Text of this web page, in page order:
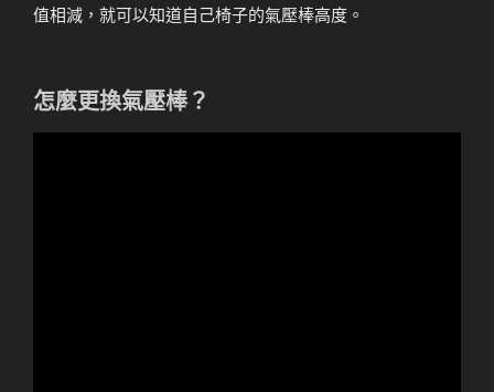
值相減，就可以知道自己椅子的氣壓棒高度。
怎麼更換氣壓棒？